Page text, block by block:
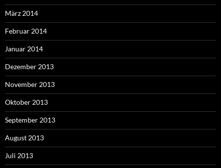
März 2014
Februar 2014
Januar 2014
Dezember 2013
November 2013
Oktober 2013
September 2013
August 2013
Juli 2013